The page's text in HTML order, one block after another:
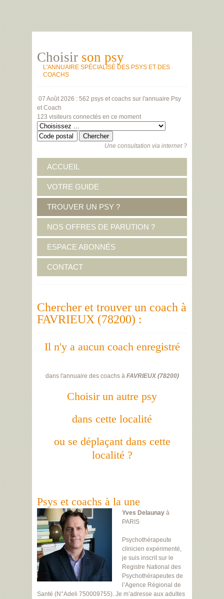
Choisir son psy
L'ANNUAIRE SPÉCIALISÉ DES PSYS ET DES
COACHS
07 Août 2026 : 562 psys et coachs sur l'annuaire Psy
et Coach
123 visiteurs connectés en ce moment
Une consultation via internet ?
ACCUEIL
VOTRE GUIDE
TROUVER UN PSY ?
NOS OFFRES DE PARUTION ?
ESPACE ABONNÉS
CONTACT
Chercher et trouver un coach à
FAVRIEUX (78200) :
Il n'y a aucun coach enregistré
dans l'annuaire des coachs à FAVRIEUX(78200)
Choisir un autre psy
dans cette localité
ou se déplaçant dans cette
localité ?
Psys et coachs à la une
Yves Delaunay à
PARIS
Psychothérapeute
clinicien expérimenté,
je suis inscrit sur le
Registre National des
Psychothérapeutes de
l’Agence Régional de
Santé (N°Adeli 750009755). Je m’adresse aux adultes